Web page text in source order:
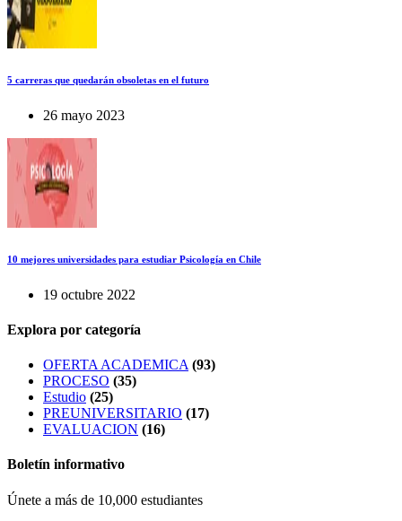
5 carreras que quedarán obsoletas en el futuro
26 mayo 2023
10 mejores universidades para estudiar Psicología en Chile
19 octubre 2022
Explora por categoría
OFERTA ACADEMICA (93)
PROCESO (35)
Estudio (25)
PREUNIVERSITARIO (17)
EVALUACION (16)
Boletín informativo
Únete a más de 10,000 estudiantes